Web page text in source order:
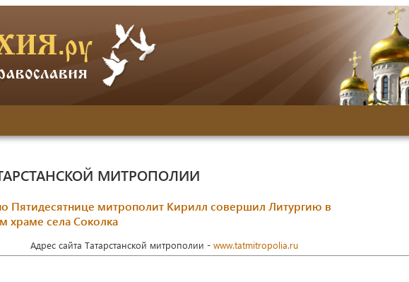
МИТРОПОЛИИ
Пятидесятнице митрополит Кирилл совершил Литургию в
храме села Соколка
Адрес сайта Татарстанской митрополии - www.tatmitropolia.ru